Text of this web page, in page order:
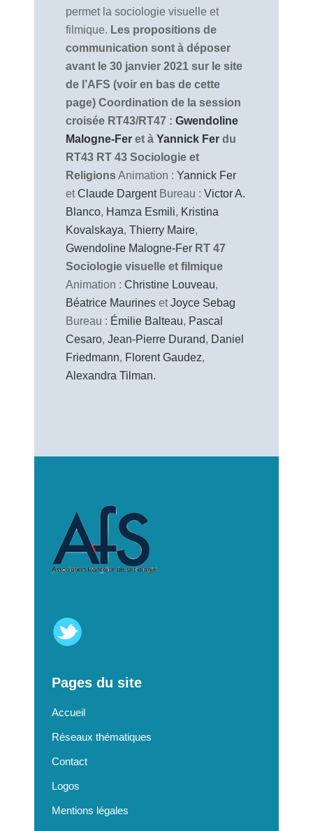
permet la sociologie visuelle et
filmique. Les propositions de
communication sont à déposer
avant le 30 janvier 2021 sur le site
de l’AFS (voir en bas de cette
page) Coordination de la session
croisée RT43/RT47 : Gwendoline
Malogne-Fer et à Yannick Fer du
RT43 RT 43 Sociologie et
ReligionsAnimation : Yannick Fer
etClaude DargentBureau : Victor A.
Blanco, Hamza Esmili, Kristina
Kovalskaya, Thierry Maire,
Gwendoline Malogne-Fer RT 47
Sociologie visuelle et filmique
Animation : Christine Louveau,
Béatrice Maurines etJoyce Sebag
Bureau : Émilie Balteau, Pascal
Cesaro, Jean-Pierre Durand, Daniel
Friedmann, Florent Gaudez,
Alexandra Tilman.
Pages du site
Accueil
Réseaux thématiques
Contact
Logos
Mentions légales